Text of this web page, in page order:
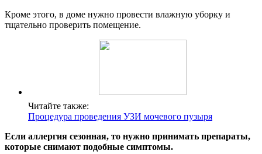
Кроме этого, в доме нужно провести влажную уборку и
тщательно проверить помещение.
Читайте также:
Процедура проведения УЗИ мочевого пузыря
Если аллергия сезонная, то нужно принимать препараты,
которые снимают подобные симптомы.